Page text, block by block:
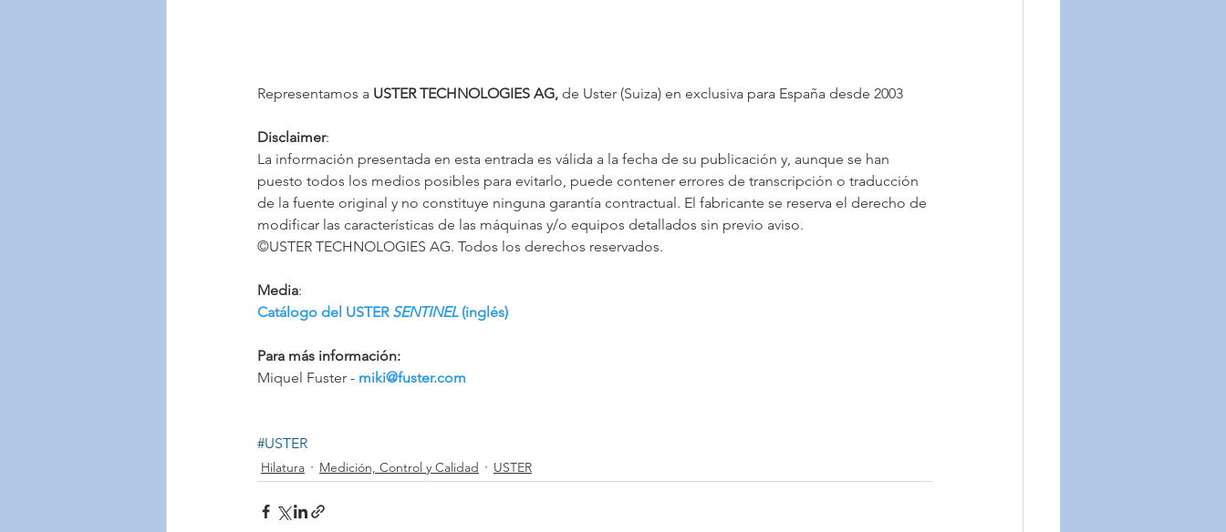
Representamos a USTER TECHNOLOGIES AG, de Uster (Suiza) en exclusiva para España desde 2003
Disclaimer:
La información presentada en esta entrada es válida a la fecha de su publicación y, aunque se han
puesto todos los medios posibles para evitarlo, puede contener errores de transcripción o traducción
de la fuente original y no constituye ninguna garantía contractual. El fabricante se reserva el derecho de
modificar las características de las máquinas y/o equipos detallados sin previo aviso.
©USTER TECHNOLOGIES AG. Todos los derechos reservados.
Media:
Catálogo del USTER SENTINEL (inglés)
Para más información:
Miquel Fuster - miki@fuster.com
#USTER
Hilatura Medición, Control y Calidad USTER